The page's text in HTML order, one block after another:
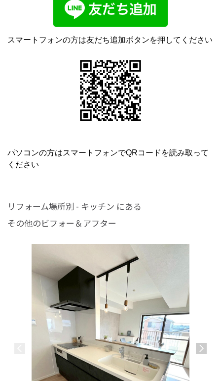
スマートフォンの方は友だち追加ボタンを押してください
パソコンの方はスマートフォンでQRコードを読み取って
ください
リフォーム場所別 - キッチン にある
その他のビフォー＆アフター